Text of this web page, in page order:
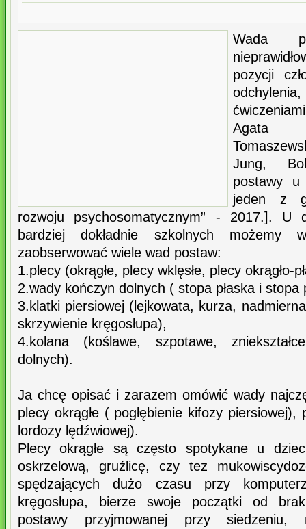
Wada
pozycji
Agata
Jung,
postawy u
jeden z
rozwoju psychosomatycznym” - 2017.]. U
bardziej dokładnie szkolnych możemy
zaobserwować wiele wad postaw:
1.plecy (okrągłe, plecy wklęsłe, plecy okrągło-
2.wady kończyn dolnych ( stopa płaska i stopa
3.klatki piersiowej (lejkowata, kurza,
skrzywienie kręgosłupa),
4.kolana (koślawe, szpotawe,
dolnych).
Ja chcę opisać i zarazem omówić wady
plecy okrągłe ( pogłębienie kifozy piersiowej),
lordozy lędźwiowej).
Plecy okrągłe są często spotykane u
oskrzelową, gruźlicę, czy tez
spędzających dużo czasu przy
kręgosłupa, bierze swoje początki od
postawy przyjmowanej przy siedzeniu,